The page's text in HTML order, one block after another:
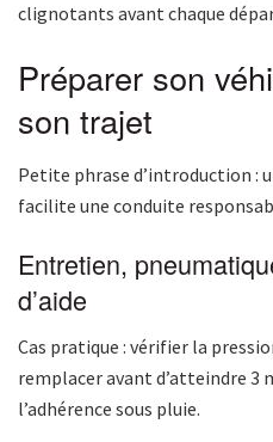
clignotants avant chaque
Préparer son
son trajet
Petite phrase d’introduction :
facilite une conduite
Entretien,
d’aide
Cas pratique : vérifier la
remplacer avant d’atteindre 3
l’adhérence sous pluie.